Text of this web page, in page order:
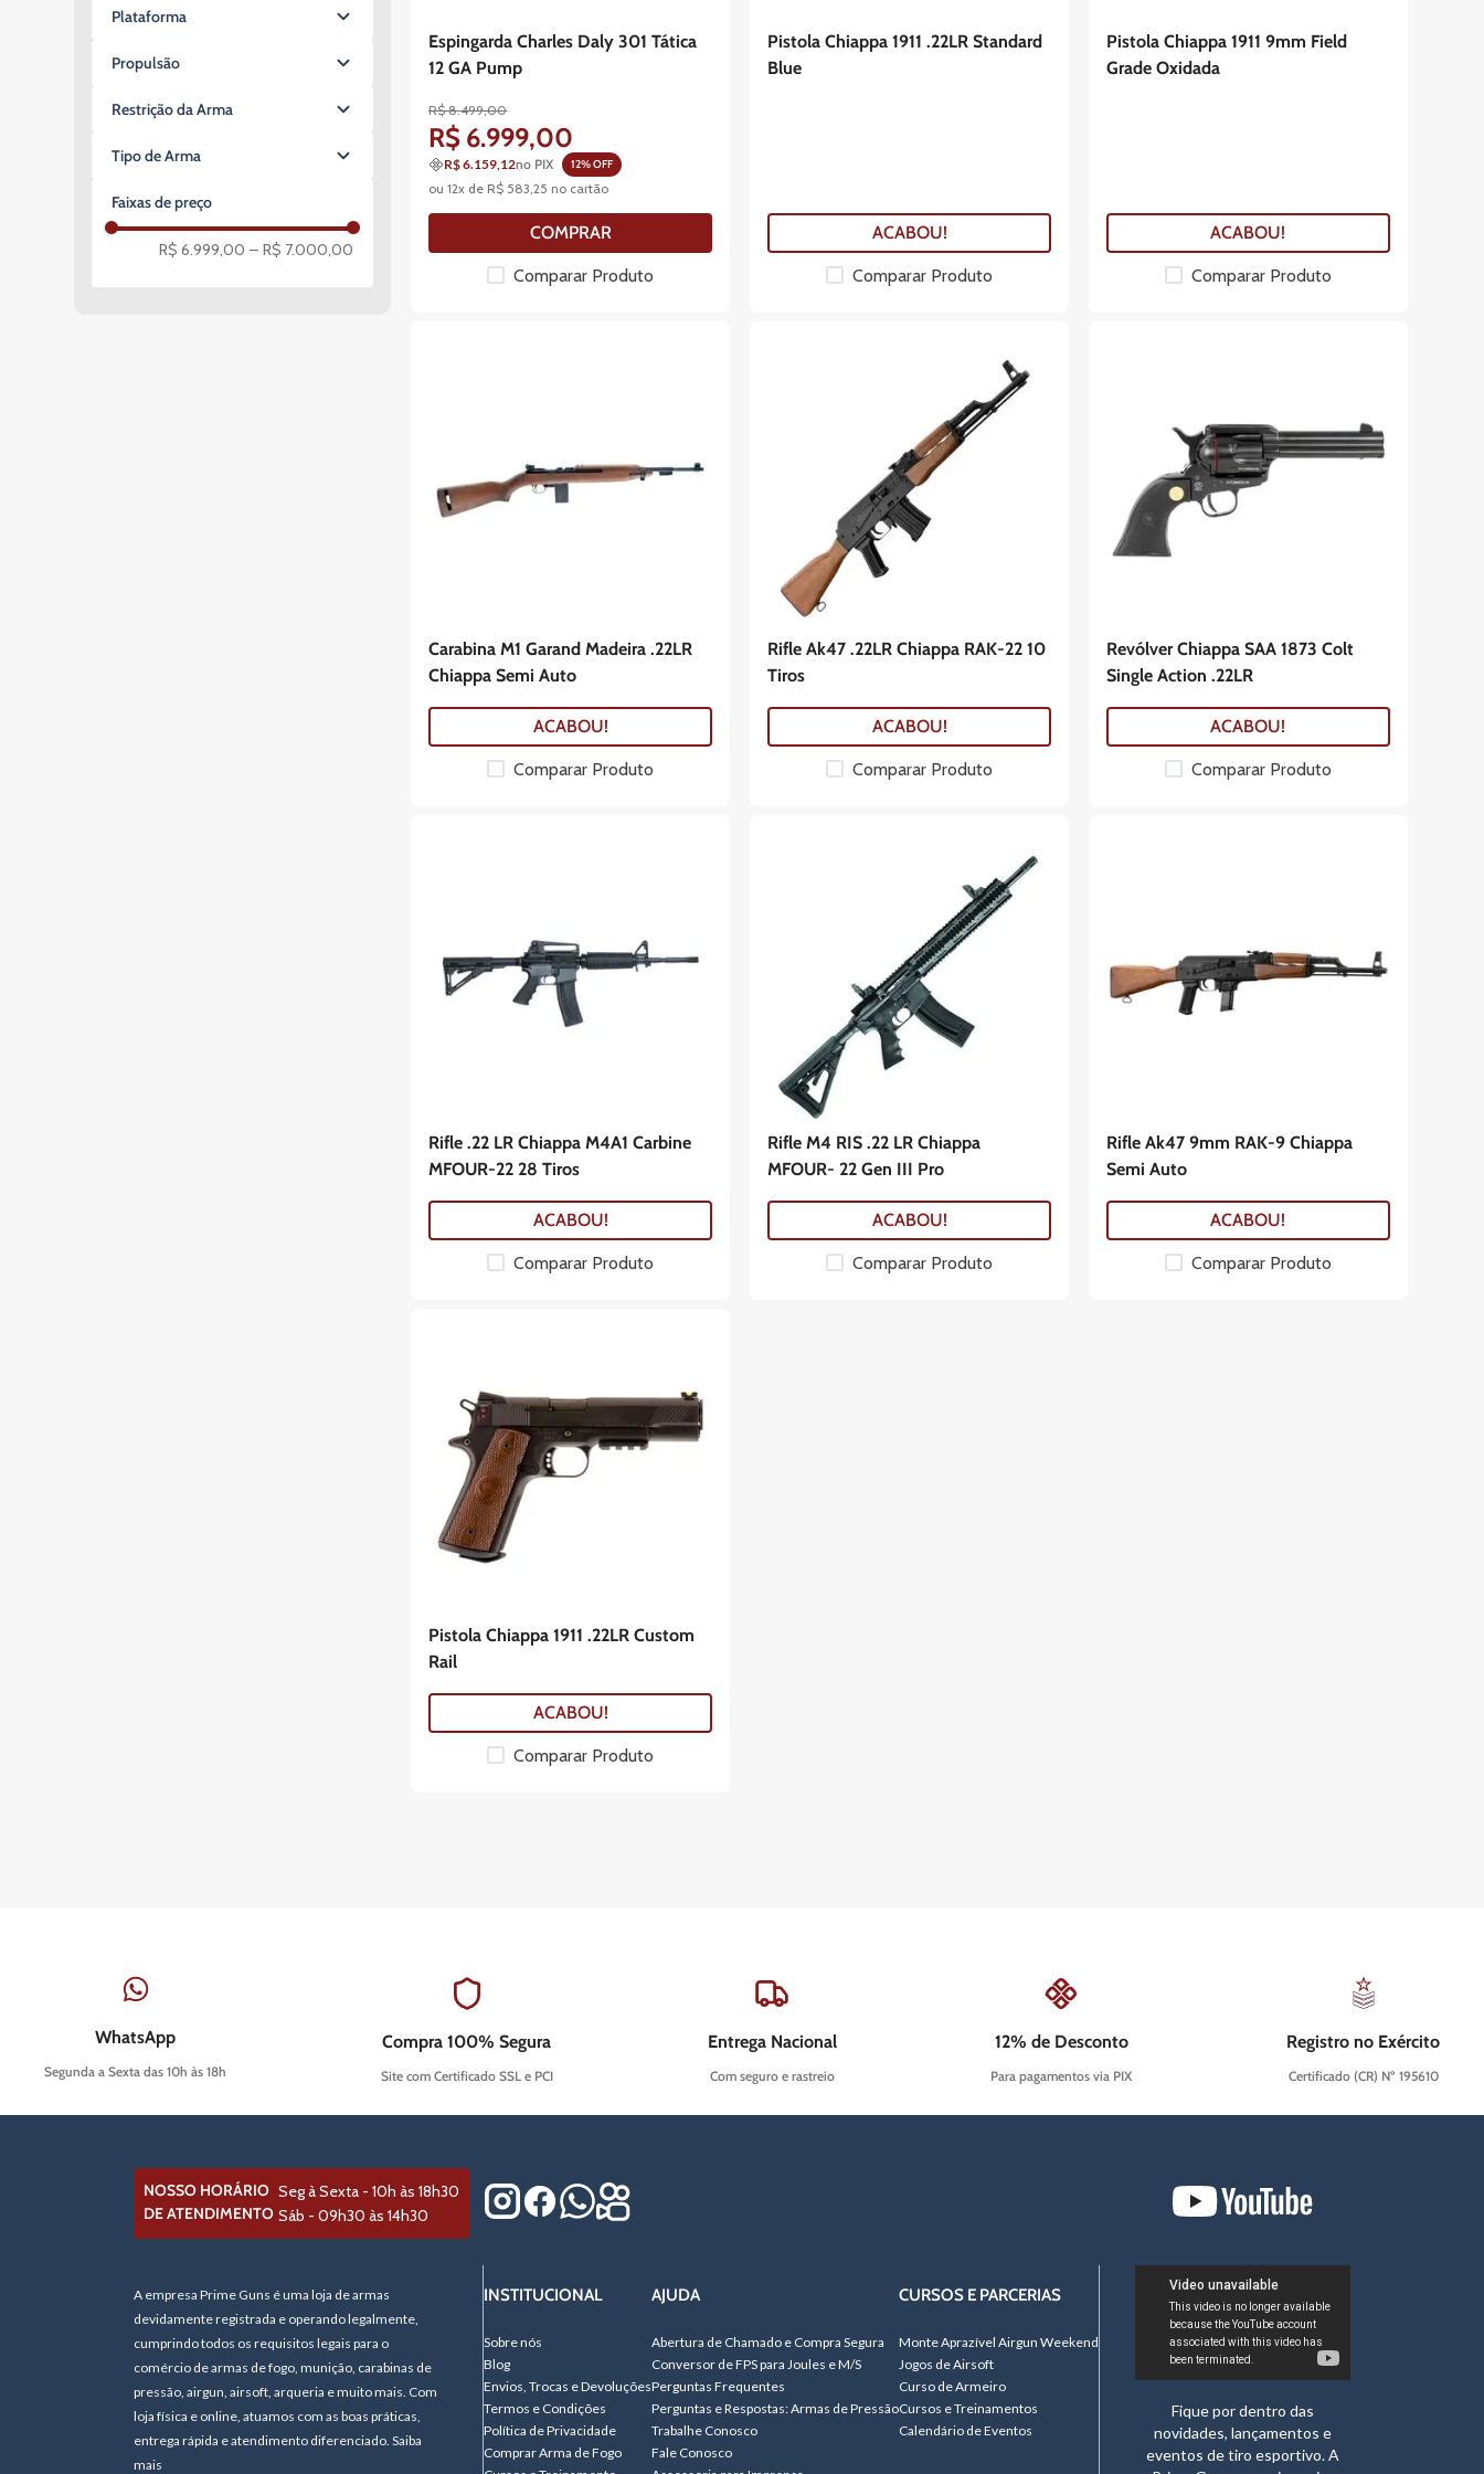
Repetição (Pump)
2.7kg
0.95kg
2.5kg
0.93kg
Plataforma
1911
M4 / M16 / AR-15
Propulsão
Fogo
Restrição da Arma
Calibre Permitido
Tipo de Arma
Armas Curtas
Revólver
Faixas de preço
R$ 6.999,00 – R$ 7.000,00
Espingarda Charles Daly 301 Tática
12 GA Pump
R$ 8.499,00
R$ 6.999,00
R$ 6.159,12no PIX 12% OFF
ou12x de R$ 583 ,25 no cartão
COMPRAR
Comparar Produto
Pistola Chiappa 1911 .22LR Standard
Blue
ACABOU!
Comparar Produto
Pistola Chiappa 1911 9mm Field
Grade Oxidada
ACABOU!
Comparar Produto
Carabina M1 Garand Madeira .22LR
Chiappa Semi Auto
ACABOU!
Comparar Produto
Rifle Ak47 .22LR Chiappa RAK-22 10
Tiros
ACABOU!
Comparar Produto
Revólver Chiappa SAA 1873 Colt
Single Action .22LR
ACABOU!
Comparar Produto
Rifle .22 LR Chiappa M4A1 Carbine
MFOUR-22 28 Tiros
ACABOU!
Comparar Produto
Rifle M4 RIS .22 LR Chiappa
MFOUR- 22 Gen III Pro
ACABOU!
Comparar Produto
Rifle Ak47 9mm RAK-9 Chiappa
Semi Auto
ACABOU!
Comparar Produto
Pistola Chiappa 1911 .22LR Custom
Rail
ACABOU!
Comparar Produto
WhatsApp
Segunda a Sexta das 10h às 18h
Compra 100% Segura
Site com Certificado SSL e PCI
Entrega Nacional
Com seguro e rastreio
12% de Desconto
Para pagamentos via PIX
Registro no Exército
Certificado (CR) Nº 195610
NOSSO HORÁRIO
DE ATENDIMENTO
Seg à Sexta - 10h às 18h30
Sáb - 09h30 às 14h30
A empresa Prime Guns é uma loja de armas
devidamente registrada e operando legalmente,
cumprindo todos os requisitos legais para o
comércio de armas de fogo, munição, carabinas de
pressão, airgun, airsoft, arqueria e muito mais. Com
loja física e online, atuamos com as boas práticas,
entrega rápida e atendimento diferenciado. Saiba
mais
INSTITUCIONAL
Sobre nós
Blog
Envios, Trocas e Devoluções
Termos e Condições
Política de Privacidade
Comprar Arma de Fogo
AJUDA
Abertura de Chamado e Compra Segura
Conversor de FPS para Joules e M/S
Perguntas Frequentes
Perguntas e Respostas: Armas de Pressão
Trabalhe Conosco
Fale Conosco
CURSOS E PARCERIAS
Monte Aprazível Airgun Weekend
Jogos de Airsoft
Curso de Armeiro
Cursos e Treinamentos
Calendário de Eventos
Fique por dentro das
novidades, lançamentos e
eventos de tiro esportivo. A